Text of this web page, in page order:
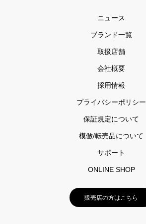
ニュース
ブランド一覧
取扱店舗
会社概要
採用情報
プライバシーポリシー
保証規定について
模倣/転売品について
サポート
ONLINE SHOP
販売店の方はこちら